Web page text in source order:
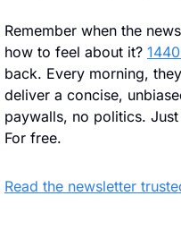
Remember when the
how to feel about it?
back. Every morning,
deliver a concise,
paywalls, no politics.
For free.
Read the newsletter